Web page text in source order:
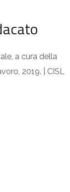
a cura della
2019. | CISL